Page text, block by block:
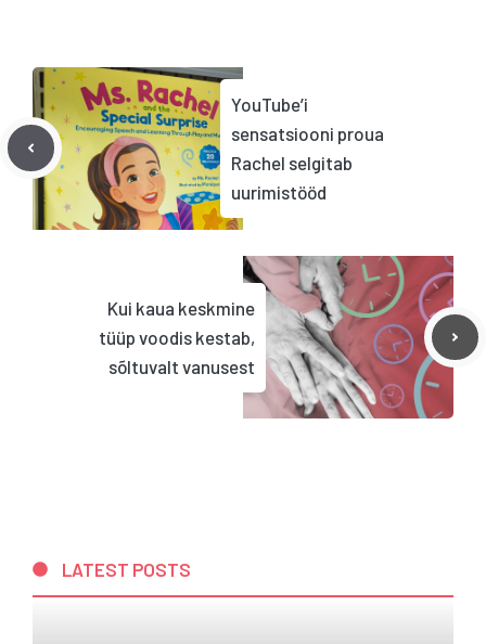
YouTube’i
sensatsiooni proua
Rachel selgitab
uurimistööd
Kui kaua keskmine
tüüp voodis kestab,
sõltuvalt vanusest
LATEST POSTS